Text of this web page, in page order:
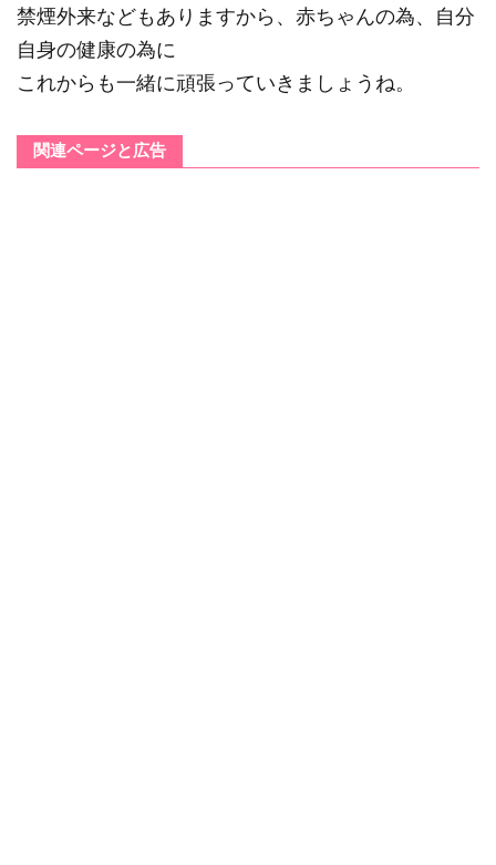
禁煙外来などもありますから、赤ちゃんの為、自分
自身の健康の為に
これからも一緒に頑張っていきましょうね。
関連ページと広告